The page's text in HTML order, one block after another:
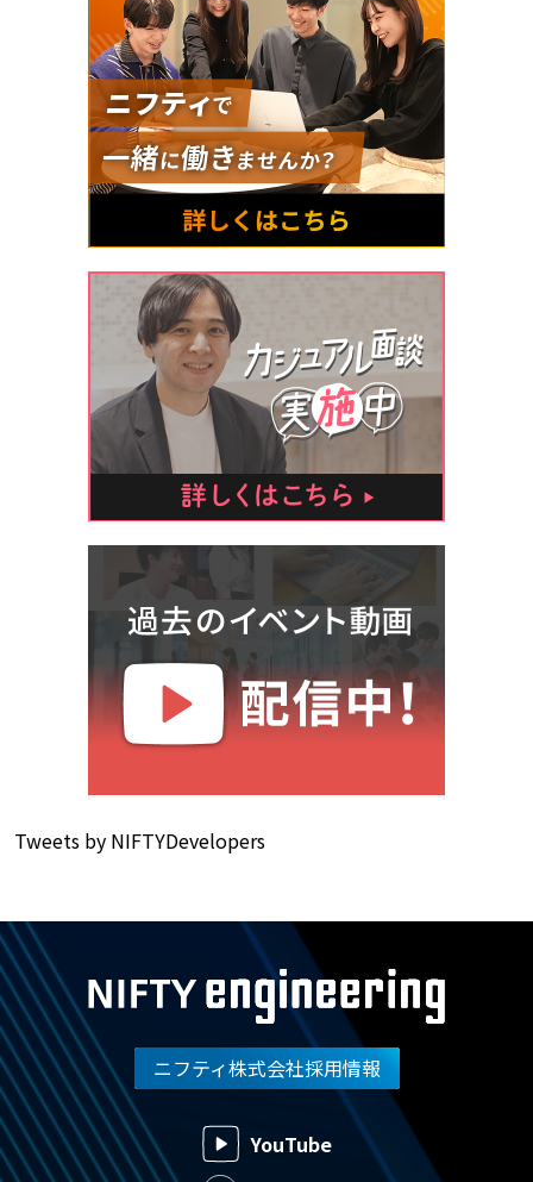
Tweets by NIFTYDevelopers
ニフティ株式会社採用情報
YouTube